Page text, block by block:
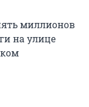
миллионов
на улице